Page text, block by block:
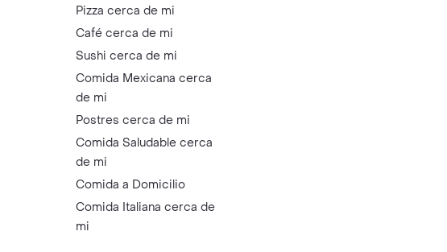
Pizza cerca de mi
Café cerca de mi
Sushi cerca de mi
Comida Mexicana cerca
de mi
Postres cerca de mi
Comida Saludable cerca
de mi
Comida a Domicilio
Comida Italiana cerca de
mi